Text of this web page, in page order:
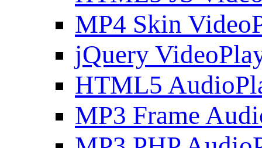
MP4 Skin
jQuery
HTML5
MP3 Frame